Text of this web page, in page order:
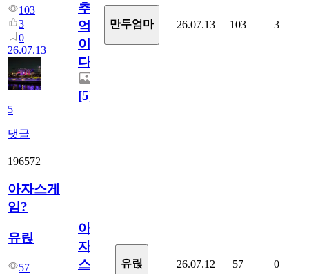
103
3
0
26.07.13
5
댓글
추
억
이
다.
[5]
만두엄마 26.07.13 103 3
196572
아자스게
임?
유릱
57
아
자
스
유릱 26.07.12 57 0